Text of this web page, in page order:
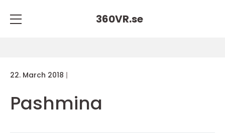
360VR.se
22. March 2018
Pashmina